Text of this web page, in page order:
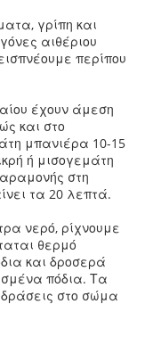
γρίπη και
αιθέριου
περίπου
έχουν άμεση
και στο
μπανιέρα 10-15
ή μισογεμάτη
στη
τα 20 λεπτά.
νερό, ρίχνουμε
θερμό
και δροσερά
πόδια. Τα
στο σώμα